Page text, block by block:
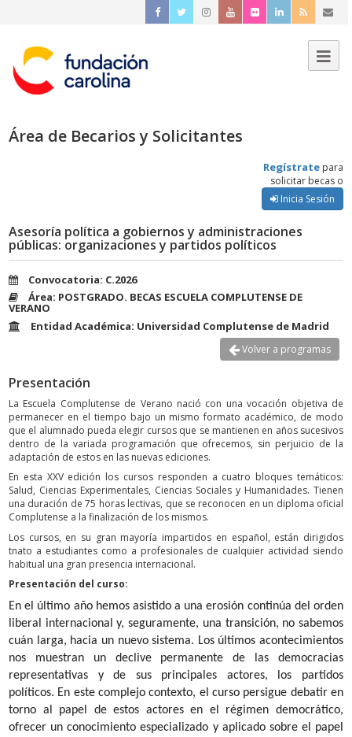
Área de Becarios y Solicitantes
Regístrate para
solicitar becas o
Inicia Sesión
Asesoría política a gobiernos y administraciones
públicas: organizaciones y partidos políticos
Convocatoria: C.2026
Área: POSTGRADO. BECAS ESCUELA COMPLUTENSE DE
VERANO
Entidad Académica: Universidad Complutense de Madrid
Volver a programas
Presentación
La Escuela Complutense de Verano nació con una vocación objetiva de
permanecer en el tiempo bajo un mismo formato académico, de modo
que el alumnado pueda elegir cursos que se mantienen en años sucesivos
dentro de la variada programación que ofrecemos, sin perjuicio de la
adaptación de estos en las nuevas ediciones.
En esta XXV edición los cursos responden a cuatro bloques temáticos:
Salud, Ciencias Experimentales, Ciencias Sociales y Humanidades. Tienen
una duración de 75 horas lectivas, que se reconocen en un diploma oficial
Complutense a la finalización de los mismos.
Los cursos, en su gran mayoría impartidos en español, están dirigidos
tnato a estudiantes como a profesionales de cualquier actividad siendo
habitual una gran presencia internacional.
Presentación del curso:
En el último año hemos asistido a una erosión continúa del orden
liberal internacional y, seguramente, una transición, no sabemos
cuán larga, hacia un nuevo sistema. Los últimos acontecimientos
nos muestran un declive permanente de las democracias
representativas y de sus principales actores, los partidos
políticos. En este complejo contexto, el curso persigue debatir en
torno al papel de estos actores en el régimen democrático,
ofrecer un conocimiento especializado y aplicado sobre el papel